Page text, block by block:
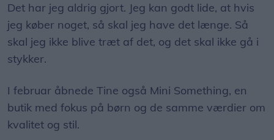
Det har jeg aldrig gjort. Jeg kan godt lide, at hvis
jeg køber noget, så skal jeg have det længe. Så
skal jeg ikke blive træt af det, og det skal ikke gå i
stykker.
I februar åbnede Tine også Mini Something, en
butik med fokus på børn og de samme værdier om
kvalitet og stil.